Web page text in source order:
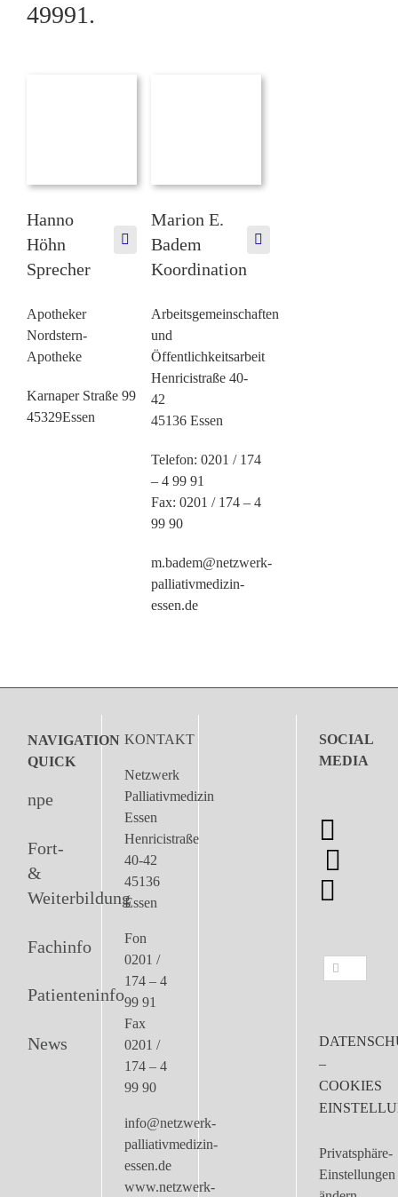
49991 .
Hanno
Höhn
Sprecher
Apotheker
Nordstern-
Apotheke
Karnaper Straße 99
45329Essen
Marion E.
Badem
Koordination
Arbeitsgemeinschaften
und
Öffentlichkeitsarbeit
Henricistraße 40-
42
45136 Essen
Telefon: 0201 / 174
– 4 99 91
Fax: 0201 / 174 – 4
99 90
m.badem@netzwerk-
palliativmedizin-
essen.de
NAVIGATION
QUICK
npe
Fort-
&
Weiterbildung
Fachinfo
Patienteninfo
News
KONTAKT
Netzwerk
Palliativmedizin
Essen
Henricistraße
40-42
45136
Essen
Fon
0201 /
174 – 4
99 91
Fax
0201 /
174 – 4
99 90
info@netzwerk-
palliativmedizin-
essen.de
www.netzwerk-
SOCIAL
MEDIA
Suche
–
COOKIES
Privatsphäre-
Einstellungen